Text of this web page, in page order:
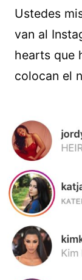
Ustedes
van al
hearts que
colocan el